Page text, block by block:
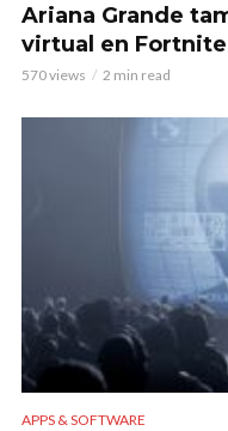
Ariana Grande
virtual en Fortnite
570 views 2 min read
APPS & SOFTWARE